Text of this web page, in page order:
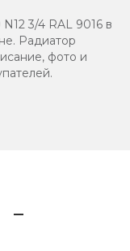
3/4 RAL 9016 в
Радиатор
фото и